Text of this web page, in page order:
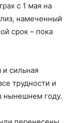
с 1 мая на
намеченный
срок – пока
сильная
трудности и
нынешнем году.